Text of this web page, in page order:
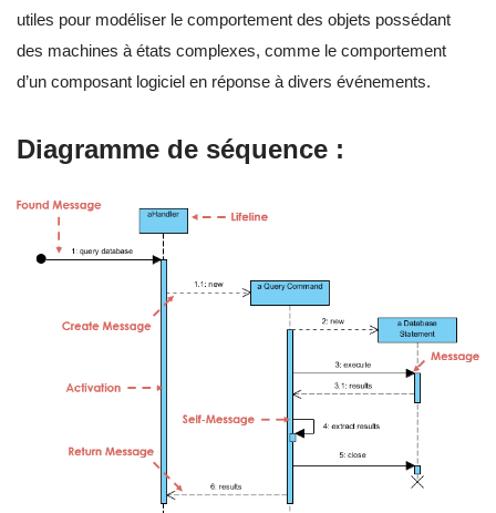
utiles pour modéliser le comportement des objets possédant
des machines à états complexes, comme le comportement
d’un composant logiciel en réponse à divers événements.
Diagramme de séquence :